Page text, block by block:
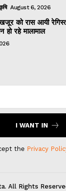
August 6, 2026
को रास आयी
हो रहे मालामाल
I WANT IN
the Privacy
All Rights